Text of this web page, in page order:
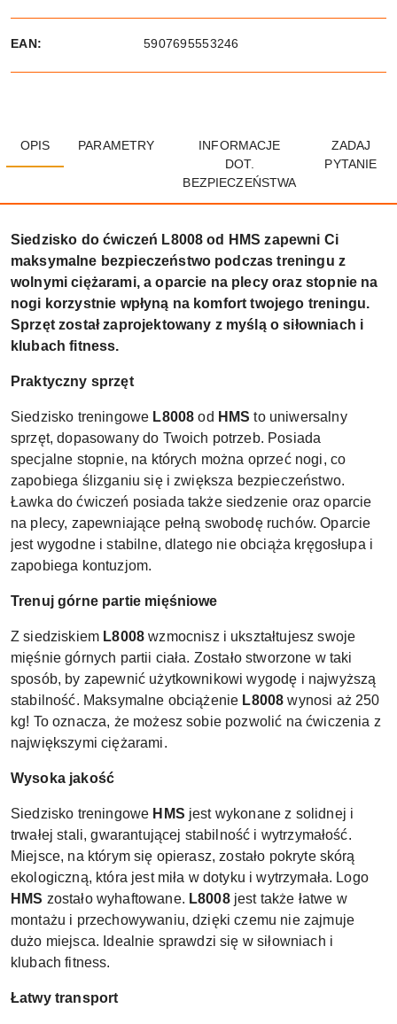
EAN: 5907695553246
OPIS PARAMETRY
INFORMACJE
DOT.
BEZPIECZEŃSTWA
ZADAJ
PYTANIE
Siedzisko do ćwiczeń L8008 od HMS zapewni Ci
maksymalne bezpieczeństwo podczas treningu z
wolnymi ciężarami, a oparcie na plecy oraz stopnie na
nogi korzystnie wpłyną na komfort twojego treningu.
Sprzęt został zaprojektowany z myślą o siłowniach i
klubach fitness.
Praktyczny sprzęt
Siedzisko treningowe L8008 od HMS to uniwersalny
sprzęt, dopasowany do Twoich potrzeb. Posiada
specjalne stopnie, na których można oprzeć nogi, co
zapobiega ślizganiu się i zwiększa bezpieczeństwo.
Ławka do ćwiczeń posiada także siedzenie oraz oparcie
na plecy, zapewniające pełną swobodę ruchów. Oparcie
jest wygodne i stabilne, dlatego nie obciąża kręgosłupa i
zapobiega kontuzjom.
Trenuj górne partie mięśniowe
Z siedziskiem L8008 wzmocnisz i ukształtujesz swoje
mięśnie górnych partii ciała. Zostało stworzone w taki
sposób, by zapewnić użytkownikowi wygodę i najwyższą
stabilność. Maksymalne obciążenie L8008 wynosi aż 250
kg! To oznacza, że możesz sobie pozwolić na ćwiczenia z
największymi ciężarami.
Wysoka jakość
Siedzisko treningowe HMS jest wykonane z solidnej i
trwałej stali, gwarantującej stabilność i wytrzymałość.
Miejsce, na którym się opierasz, zostało pokryte skórą
ekologiczną, która jest miła w dotyku i wytrzymała. Logo
HMS zostało wyhaftowane. L8008jest także łatwe w
montażu i przechowywaniu, dzięki czemu nie zajmuje
dużo miejsca. Idealnie sprawdzi się w siłowniach i
klubach fitness.
Łatwy transport